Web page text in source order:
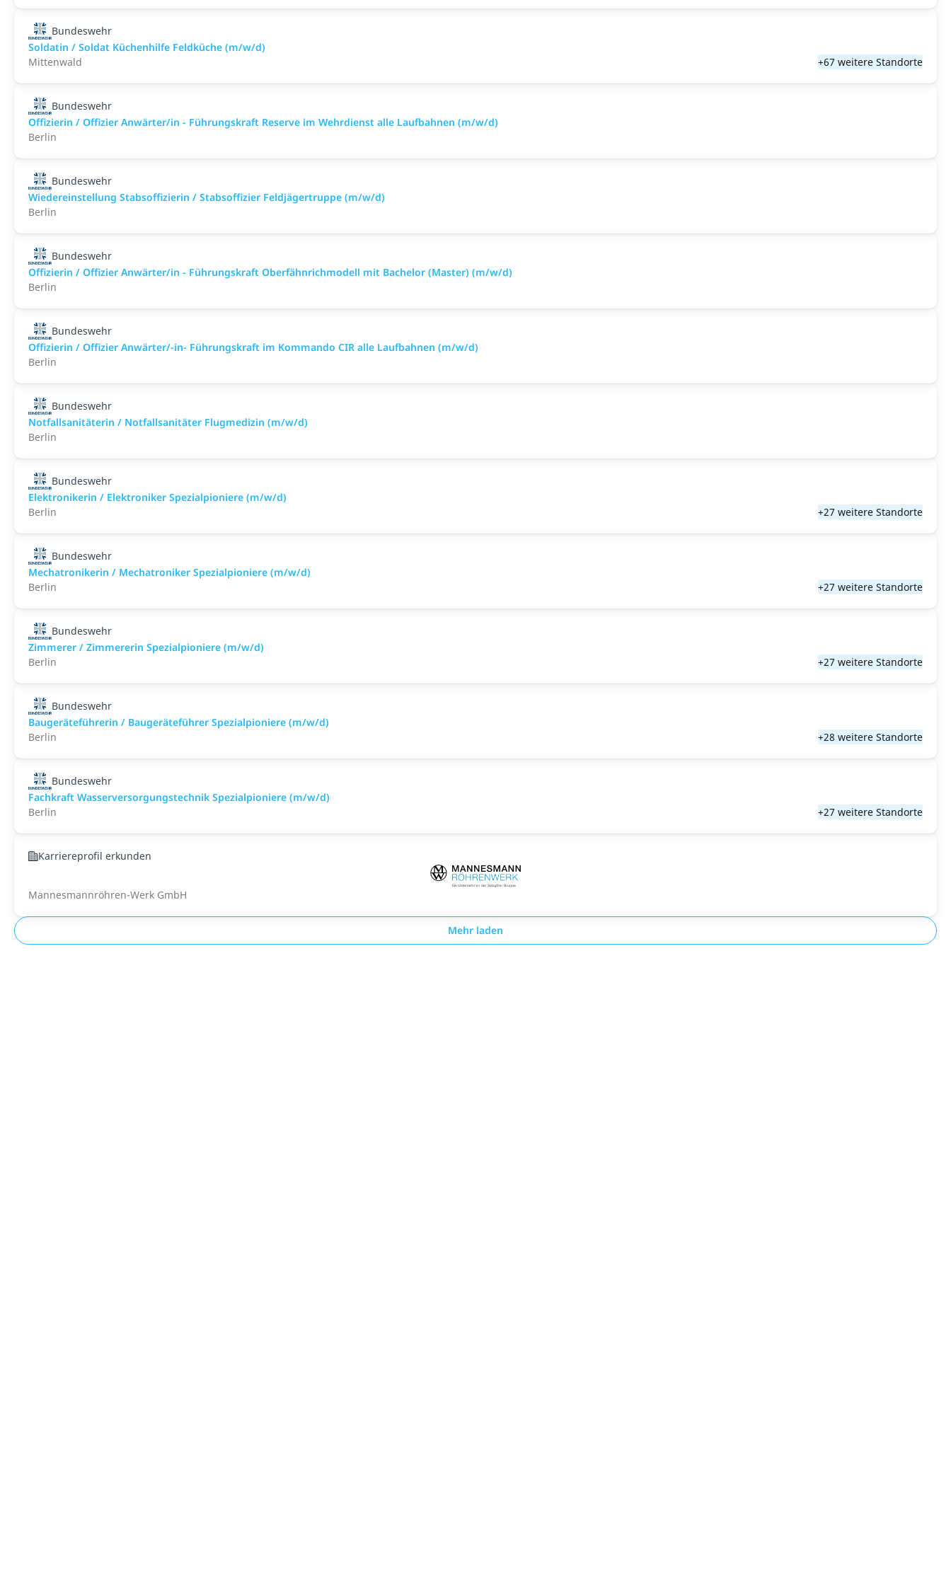
Bundeswehr
Soldatin / Soldat Küchenhilfe Feldküche (m/w/d)
Mittenwald
+67 weitere Standorte
Bundeswehr
Offizierin / Offizier Anwärter/in - Führungskraft Reserve im Wehrdienst alle Laufbahnen (m/w/d)
Berlin
Bundeswehr
Wiedereinstellung Stabsoffizierin / Stabsoffizier Feldjägertruppe (m/w/d)
Berlin
Bundeswehr
Offizierin / Offizier Anwärter/in - Führungskraft Oberfähnrichmodell mit Bachelor (Master) (m/w/d)
Berlin
Bundeswehr
Offizierin / Offizier Anwärter/-in- Führungskraft im Kommando CIR alle Laufbahnen (m/w/d)
Berlin
Bundeswehr
Notfallsanitäterin / Notfallsanitäter Flugmedizin (m/w/d)
Berlin
Bundeswehr
Elektronikerin / Elektroniker Spezialpioniere (m/w/d)
Berlin
+27 weitere Standorte
Bundeswehr
Mechatronikerin / Mechatroniker Spezialpioniere (m/w/d)
Berlin
+27 weitere Standorte
Bundeswehr
Zimmerer / Zimmererin Spezialpioniere (m/w/d)
Berlin
+27 weitere Standorte
Bundeswehr
Baugeräteführerin / Baugeräteführer Spezialpioniere (m/w/d)
Berlin
+28 weitere Standorte
Bundeswehr
Fachkraft Wasserversorgungstechnik Spezialpioniere (m/w/d)
Berlin
+27 weitere Standorte
Karriereprofil erkunden
Mannesmannröhren-Werk GmbH
Mehr laden